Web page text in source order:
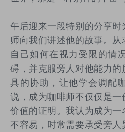
午后迎来一段特别的分享
师向我们讲述他的故事。
自己如何在视力受限的情
碍，并克服旁人对他能力
具的协助，让他学会调配
说，成为咖啡师不仅仅是
价值的证明。我认为成为
不容易，时常需要承受旁